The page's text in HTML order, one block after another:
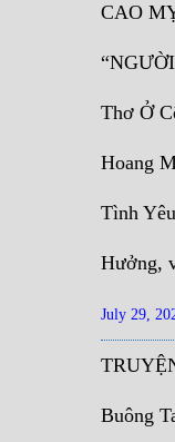
CAO
Thơ Ở
Hoang
Tình
Hưởng,
July 29,
Buông